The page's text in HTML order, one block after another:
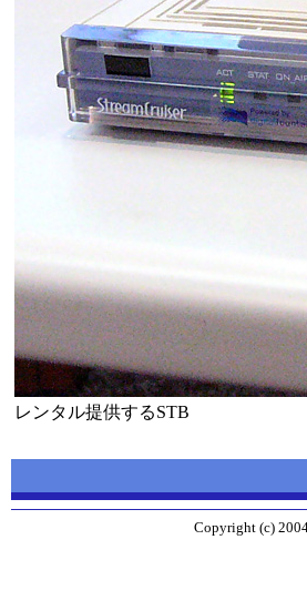
レンタル提供するSTB
Copyright (c)